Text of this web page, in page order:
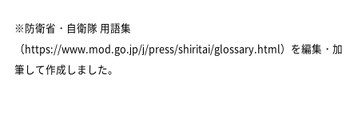
※防衛省・自衛隊 用語集
（https://www.mod.go.jp/j/press/shiritai/glossary.html）を編集・加
筆して作成しました。